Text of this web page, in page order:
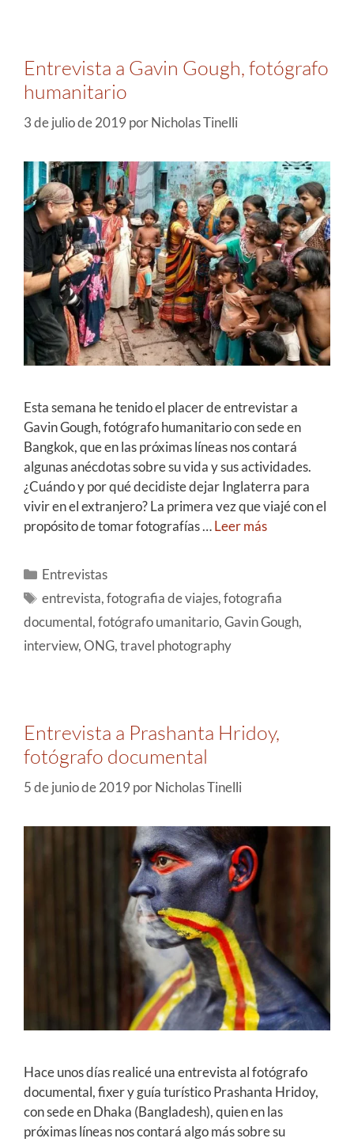
Entrevista a Gavin Gough, fotógrafo
humanitario
3 de julio de 2019 porNicholas Tinelli
Esta semana he tenido el placer de entrevistar a
Gavin Gough, fotógrafo humanitario con sede en
Bangkok, que en las próximas líneas nos contará
algunas anécdotas sobre su vida y sus actividades.
¿Cuándo y por qué decidiste dejar Inglaterra para
vivir en el extranjero? La primera vez que viajé con el
propósito de tomar fotografías …Leer más
Entrevistas
entrevista,fotografia de viajes,fotografia
documental,fotógrafo umanitario,Gavin Gough,
interview,ONG,travel photography
Entrevista a Prashanta Hridoy,
fotógrafo documental
5 de junio de 2019 porNicholas Tinelli
Hace unos días realicé una entrevista al fotógrafo
documental, fixer y guía turístico Prashanta Hridoy,
con sede en Dhaka (Bangladesh), quien en las
próximas líneas nos contará algo más sobre su